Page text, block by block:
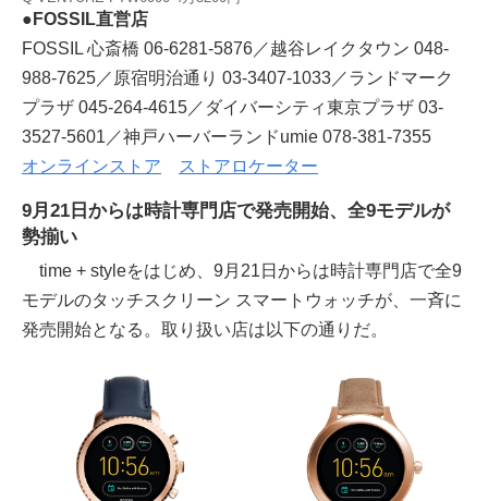
●FOSSIL直営店
FOSSIL 心斎橋 06-6281-5876／越谷レイクタウン 048-
988-7625／原宿明治通り 03-3407-1033／ランドマーク
プラザ 045-264-4615／ダイバーシティ東京プラザ 03-
3527-5601／神戸ハーバーランドumie 078-381-7355
オンラインストア
ストアロケーター
9月21日からは時計専門店で発売開始、全9モデルが
勢揃い
time + styleをはじめ、9月21日からは時計専門店で全9
モデルのタッチスクリーン スマートウォッチが、一斉に
発売開始となる。取り扱い店は以下の通りだ。